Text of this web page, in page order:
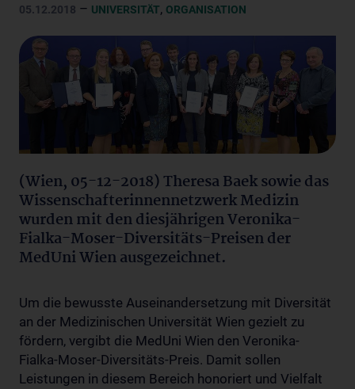
05.12.2018 – UNIVERSITÄT, ORGANISATION
(Wien, 05-12-2018) Theresa Baek sowie das
Wissenschafterinnennetzwerk Medizin
wurden mit den diesjährigen Veronika-
Fialka-Moser-Diversitäts-Preisen der
MedUni Wien ausgezeichnet.
Um die bewusste Auseinandersetzung mit Diversität
an der Medizinischen Universität Wien gezielt zu
fördern, vergibt die MedUni Wien den Veronika-
Fialka-Moser-Diversitäts-Preis. Damit sollen
Leistungen in diesem Bereich honoriert und Vielfalt